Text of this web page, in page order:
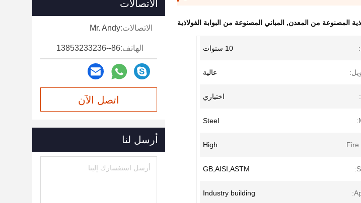
المصنوعة من المعدن, المباني المصنوعة من البوابة الفولاذية
10 سنوات
عالية
اختياري
Steel
Fire
High
GB,AISI,ASTM
Industry building
الاتصالات
الاتصالات:Mr. Andy
الهاتف:86--13853233236
اتصل الآن
أرسل لنا